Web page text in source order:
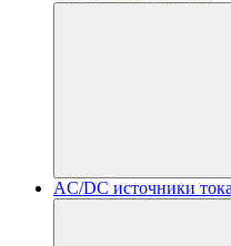
AC/DC источники тока